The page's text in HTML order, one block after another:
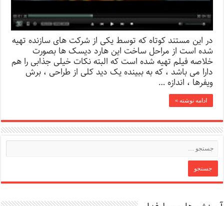
در این مستند کوتاه که توسط یکی از شرکت های سازنده تهیه
شده است از مراحل ساخت این هارد دیسک ها بصورت
خلاصه فیلم تهیه شده است که البته نکات خیلی جذابی را هم
دارا می باشد ، که به ببینده یک دید کلی از طراحی ، برش
ویفرها ، اندازه …
ادامه نوشته »